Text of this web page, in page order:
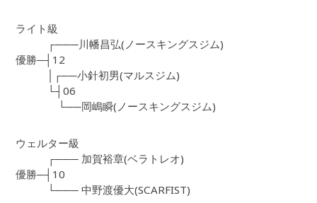
ライト級
┌───川幡昌弘(ノースキングスジム)
優勝─┤12
│┌──小針初男(マルスジム)
└┤06
└──岡嶋瞬(ノースキングスジム)
ウェルター級
┌─── 加賀裕章(ベラトレオ)
優勝─┤10
└─── 中野渡優大(SCARFIST)